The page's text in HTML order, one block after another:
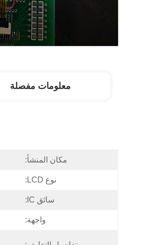
معلومات مفصلة
مكان المنشأ:
نوع LCD:
سائق IC:
واجهة: